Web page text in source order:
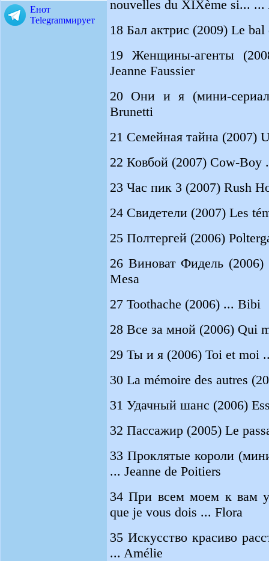
Енот
Telegramмирует
nouvelles du XIXème si... ...
18 Бал актрис (2009) Le
19 Женщины-агенты
Jeanne Faussier
20 Они и я (мини-
Brunetti
21 Семейная тайна (2007)
22 Ковбой (2007) Cow-Boy
23 Час пик 3 (2007) Rush
24 Свидетели (2007) Les
25 Полтергей (2006)
26 Виноват Фидель
Mesa
27 Toothache (2006) ... Bibi
28 Все за мной (2006) Qui
29 Ты и я (2006) Toi et moi
30 La mémoire des autres
31 Удачный шанс (2006)
32 Пассажир (2005) Le
33 Проклятые короли
... Jeanne de Poitiers
34 При всем моем к вам
que je vous dois ... Flora
35 Искусство красиво
... Amélie